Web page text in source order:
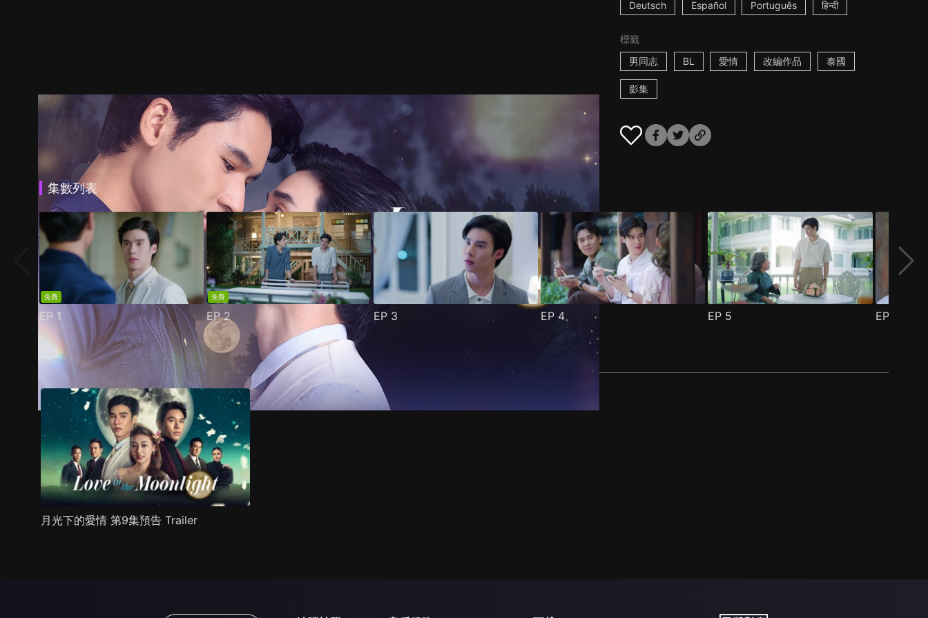
Deutsch Español Português हिन्दी
標籤
男同志
BL 愛情 改編作品 泰國
影集
集數列表
免費
EP 1
免費
EP2 EP 3 EP 4 EP 5 EP
預告 劇照 推薦影片 劇情介紹
月光下的愛情 第9集預告 Trailer